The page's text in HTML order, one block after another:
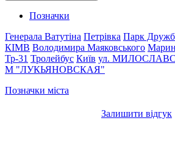
Позначки
Генерала Ватутіна Петрівка Парк
КІМВ Володимира Маяковського
Тр-31 Тролейбус Київ ул.
М "ЛУКЬЯНОВСКАЯ"
Позначки міста
Залишити відгук